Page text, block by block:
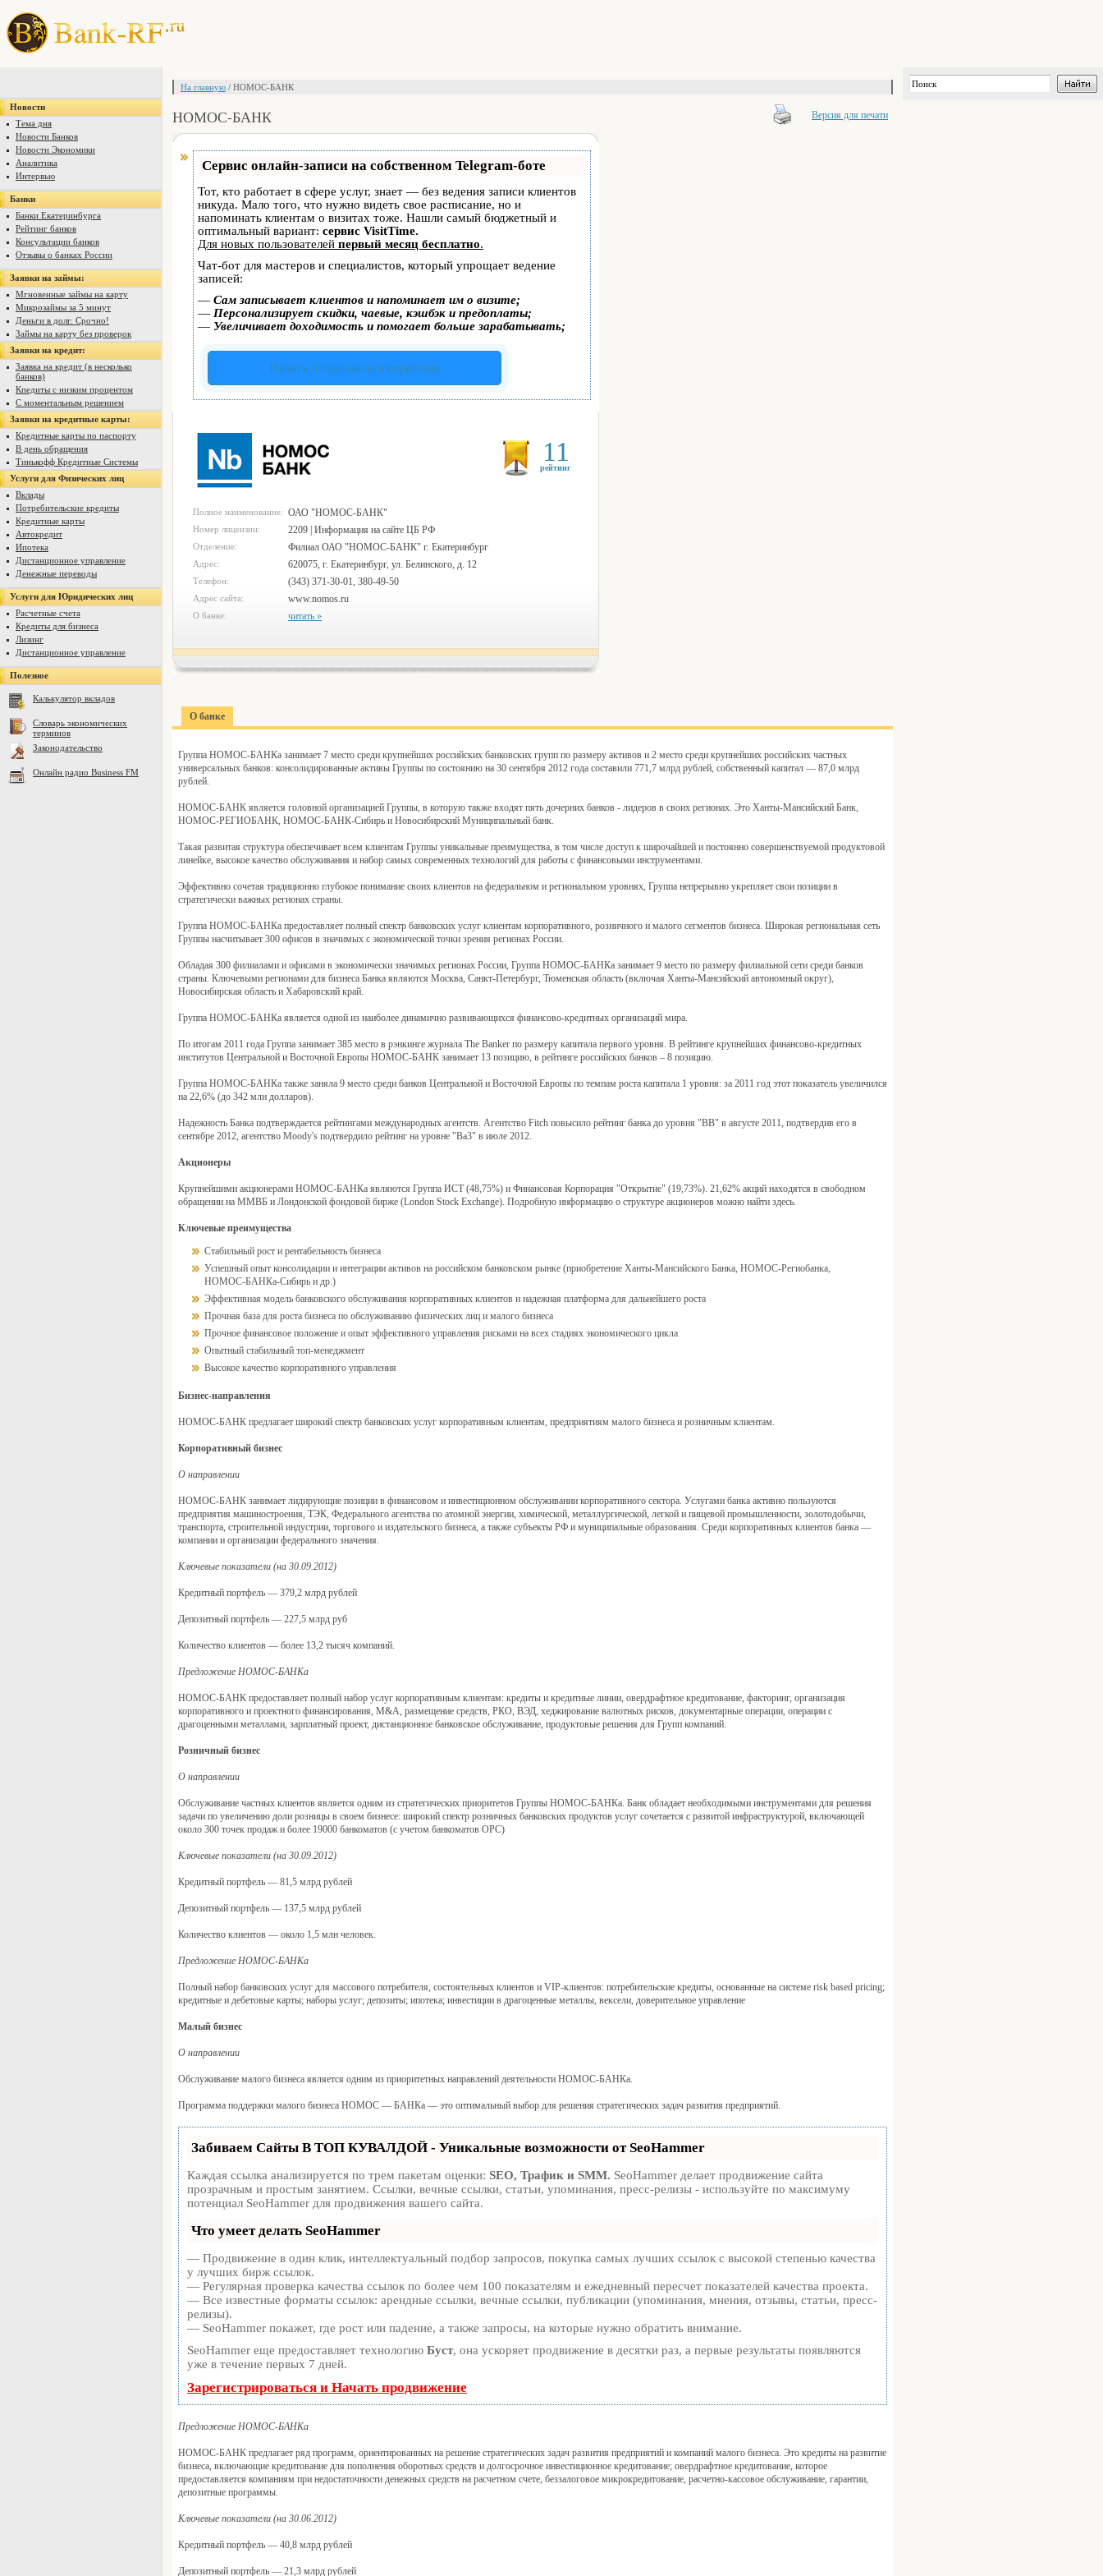
Новости
Тема дня
Новости Банков
Новости Экономики
Аналитика
Интервью
Банки
Банки Екатеринбурга
Рейтинг банков
Консультации банков
Отзывы о банках России
Заявки на займы:
Мгновенные займы на карту
Микрозаймы за 5 минут
Деньги в долг. Срочно!
Займы на карту без проверок
Заявки на кредит:
Заявка на кредит (в несколько
банков)
Кпедиты с низким процентом
С моментальным решением
Заявки на кредитные карты:
Кредитные карты по паспорту
В день обращения
Тинькофф Кредитные Системы
Услуги для Физических лиц
Вклады
Потребительские кредиты
Кредитные карты
Автокредит
Ипотека
Дистанционное управление
Денежные переводы
Услуги для Юридических лиц
Расчетные счета
Кредиты для бизнеса
Лизинг
Дистанционное управление
Полезное
Калькулятор вкладов
Словарь экономических
терминов
Законодательство
Онлайн радио Business FM
На главную / НОМОС-БАНК
Версия для печати
НОМОС-БАНК
Сервис онлайн-записи на собственном Telegram-боте
Тот, кто работает в сфере услуг, знает — без ведения записи клиентов
никуда. Мало того, что нужно видеть свое расписание, но и
напоминать клиентам о визитах тоже. Нашли самый бюджетный и
оптимальный вариант: сервис VisitTime.
Для новых пользователей первый месяц бесплатно.
Чат-бот для мастеров и специалистов, который упрощает ведение
записей:
— Сам записывает клиентов и напоминает им о визите;
— Персонализирует скидки, чаевые, кэшбэк и предоплаты;
— Увеличивает доходимость и помогает больше зарабатывать;
Начать пользоваться сервисом
11
рейтинг
Полное наименование: ОАО "НОМОС-БАНК"
Номер лицензии: 2209 | Информация на сайте ЦБ РФ
Отделение: Филиал ОАО "НОМОС-БАНК" г. Екатеринбург
Адрес: 620075, г. Екатеринбург, ул. Белинского, д. 12
Телефон: (343) 371-30-01, 380-49-50
Адрес сайта: www.nomos.ru
О банке: читать »
О банке
Группа НОМОС-БАНКа занимает 7 место среди крупнейших российских банковских групп по размеру активов и 2 место среди крупнейших российских частных
универсальных банков: консолидированные активы Группы по состоянию на 30 сентября 2012 года составили 771,7 млрд рублей, собственный капитал — 87,0 млрд
рублей.
НОМОС-БАНК является головной организацией Группы, в которую также входят пять дочерних банков - лидеров в своих регионах. Это Ханты-Мансийский Банк,
НОМОС-РЕГИОБАНК, НОМОС-БАНК-Сибирь и Новосибирский Муниципальный банк.
Такая развитая структура обеспечивает всем клиентам Группы уникальные преимущества, в том числе доступ к широчайшей и постоянно совершенствуемой продуктовой
линейке, высокое качество обслуживания и набор самых современных технологий для работы с финансовыми инструментами.
Эффективно сочетая традиционно глубокое понимание своих клиентов на федеральном и региональном уровнях, Группа непрерывно укрепляет свои позиции в
стратегически важных регионах страны.
Группа НОМОС-БАНКа предоставляет полный спектр банковских услуг клиентам корпоративного, розничного и малого сегментов бизнеса. Широкая региональная сеть
Группы насчитывает 300 офисов в значимых с экономической точки зрения регионах России.
Обладая 300 филиалами и офисами в экономически значимых регионах России, Группа НОМОС-БАНКа занимает 9 место по размеру филиальной сети среди банков
страны. Ключевыми регионами для бизнеса Банка являются Москва, Санкт-Петербург, Тюменская область (включая Ханты-Мансийский автономный округ),
Новосибирская область и Хабаровский край.
Группа НОМОС-БАНКа является одной из наиболее динамично развивающихся финансово-кредитных организаций мира.
По итогам 2011 года Группа занимает 385 место в рэнкинге журнала The Banker по размеру капитала первого уровня. В рейтинге крупнейших финансово-кредитных
институтов Центральной и Восточной Европы НОМОС-БАНК занимает 13 позицию, в рейтинге российских банков – 8 позицию.
Группа НОМОС-БАНКа также заняла 9 место среди банков Центральной и Восточной Европы по темпам роста капитала 1 уровня: за 2011 год этот показатель увеличился
на 22,6% (до 342 млн долларов).
Надежность Банка подтверждается рейтингами международных агентств. Агентство Fitch повысило рейтинг банка до уровня "BB" в августе 2011, подтвердив его в
сентябре 2012, агентство Moody's подтвердило рейтинг на уровне "Ba3" в июле 2012.
Акционеры
Крупнейшими акционерами НОМОС-БАНКа являются Группа ИСТ (48,75%) и Финансовая Корпорация "Открытие" (19,73%). 21,62% акций находятся в свободном
обращении на ММВБ и Лондонской фондовой бирже (London Stock Exchange). Подробную информацию о структуре акционеров можно найти здесь.
Ключевые преимущества
Стабильный рост и рентабельность бизнеса
Успешный опыт консолидации и интеграции активов на российском банковском рынке (приобретение Ханты-Мансийского Банка, НОМОС-Региобанка,
НОМОС-БАНКа-Сибирь и др.)
Эффективная модель банковского обслуживания корпоративных клиентов и надежная платформа для дальнейшего роста
Прочная база для роста бизнеса по обслуживанию физических лиц и малого бизнеса
Прочное финансовое положение и опыт эффективного управления рисками на всех стадиях экономического цикла
Опытный стабильный топ-менеджмент
Высокое качество корпоративного управления
Бизнес-направления
НОМОС-БАНК предлагает широкий спектр банковских услуг корпоративным клиентам, предприятиям малого бизнеса и розничным клиентам.
Корпоративный бизнес
О направлении
НОМОС-БАНК занимает лидирующие позиции в финансовом и инвестиционном обслуживании корпоративного сектора. Услугами банка активно пользуются
предприятия машиностроения, ТЭК, Федерального агентства по атомной энергии, химической, металлургической, легкой и пищевой промышленности, золотодобычи,
транспорта, строительной индустрии, торгового и издательского бизнеса, а также субъекты РФ и муниципальные образования. Среди корпоративных клиентов банка —
компании и организации федерального значения.
Ключевые показатели (на 30.09.2012)
Кредитный портфель — 379,2 млрд рублей
Депозитный портфель — 227,5 млрд руб
Количество клиентов — более 13,2 тысяч компаний.
Предложение НОМОС-БАНКа
НОМОС-БАНК предоставляет полный набор услуг корпоративным клиентам: кредиты и кредитные линии, овердрафтное кредитование, факторинг, организация
корпоративного и проектного финансирования, M&A, размещение средств, РКО, ВЭД, хеджирование валютных рисков, документарные операции, операции с
драгоценными металлами, зарплатный проект, дистанционное банковское обслуживание, продуктовые решения для Групп компаний.
Розничный бизнес
О направлении
Обслуживание частных клиентов является одним из стратегических приоритетов Группы НОМОС-БАНКа. Банк обладает необходимыми инструментами для решения
задачи по увеличению доли розницы в своем бизнесе: широкий спектр розничных банковских продуктов услуг сочетается с развитой инфраструктурой, включающей
около 300 точек продаж и более 19000 банкоматов (с учетом банкоматов ОРС)
Ключевые показатели (на 30.09.2012)
Кредитный портфель — 81,5 млрд рублей
Депозитный портфель — 137,5 млрд рублей
Количество клиентов — около 1,5 млн человек.
Предложение НОМОС-БАНКа
Полный набор банковских услуг для массового потребителя, состоятельных клиентов и VIP-клиентов: потребительские кредиты, основанные на системе risk based pricing;
кредитные и дебетовые карты; наборы услуг; депозиты; ипотека; инвестиции в драгоценные металлы, вексели, доверительное управление
Малый бизнес
О направлении
Обслуживание малого бизнеса является одним из приоритетных направлений деятельности НОМОС-БАНКа.
Программа поддержки малого бизнеса НОМОС — БАНКа — это оптимальный выбор для решения стратегических задач развития предприятий.
Забиваем Сайты В ТОП КУВАЛДОЙ - Уникальные возможности от SeoHammer
Каждая ссылка анализируется по трем пакетам оценки: SEO, Трафик и SMM. SeoHammer делает продвижение сайта
прозрачным и простым занятием. Ссылки, вечные ссылки, статьи, упоминания, пресс-релизы - используйте по максимуму
потенциал SeoHammer для продвижения вашего сайта.
Что умеет делать SeoHammer
— Продвижение в один клик, интеллектуальный подбор запросов, покупка самых лучших ссылок с высокой степенью качества
у лучших бирж ссылок.
— Регулярная проверка качества ссылок по более чем 100 показателям и ежедневный пересчет показателей качества проекта.
— Все известные форматы ссылок: арендные ссылки, вечные ссылки, публикации (упоминания, мнения, отзывы, статьи, пресс-
релизы).
— SeoHammer покажет, где рост или падение, а также запросы, на которые нужно обратить внимание.
SeoHammer еще предоставляет технологию Буст, она ускоряет продвижение в десятки раз, а первые результаты появляются
уже в течение первых 7 дней.
Зарегистрироваться и Начать продвижение
Предложение НОМОС-БАНКа
НОМОС-БАНК предлагает ряд программ, ориентированных на решение стратегических задач развития предприятий и компаний малого бизнеса. Это кредиты на развитие
бизнеса, включающие кредитование для пополнения оборотных средств и долгосрочное инвестиционное кредитование; овердрафтное кредитование, которое
предоставляется компаниям при недостаточности денежных средств на расчетном счете, беззалоговое микрокредитование, расчетно-кассовое обслуживание, гарантии,
депозитные программы.
Ключевые показатели (на 30.06.2012)
Кредитный портфель — 40,8 млрд рублей
Депозитный портфель — 21,3 млрд рублей